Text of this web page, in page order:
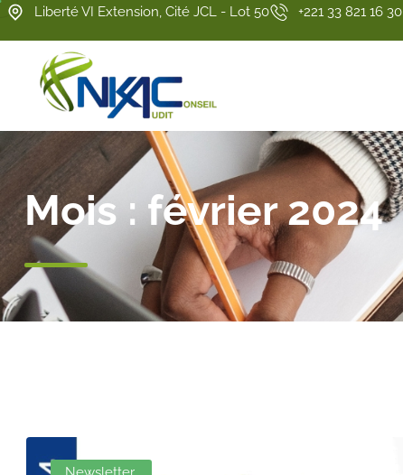
Liberté VI Extension, Cité JCL - Lot 50 +221 33 821 16 30
Mois :février 2024